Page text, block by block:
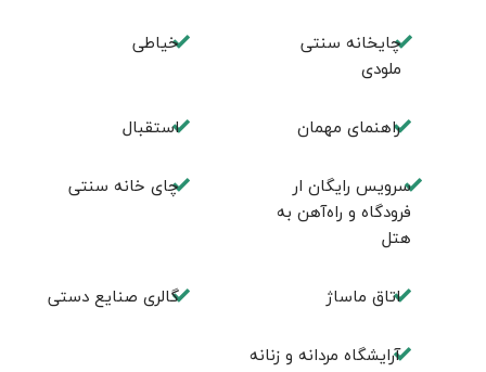
چایخانه سنتی
ملودی
خیاطی
راهنمای مهمان استقبال
سرویس رایگان ار
فرودگاه و راه‌آهن به
هتل
چای خانه سنتی
اتاق ماساژ گالری صنایع دستی
آرایشگاه مردانه و زنانه